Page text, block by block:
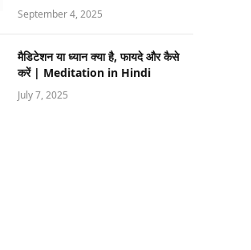
September 4, 2025
मैडिटेशन या ध्यान क्या है, फायदे और कैसे
करें | Meditation in Hindi
July 7, 2025